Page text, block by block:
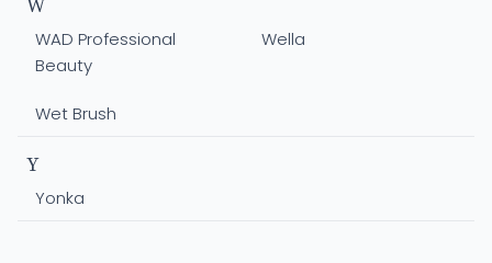
W
WAD Professional
Beauty
Wella
Wet Brush
Y
Yonka